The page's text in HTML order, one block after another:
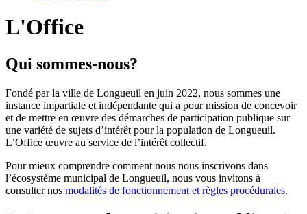
L'Office
Qui sommes-nous?
Fondé par la ville de Longueuil en juin 2022, nous sommes une
instance impartiale et indépendante qui a pour mission de concevoir
et de mettre en œuvre des démarches de participation publique sur
une variété de sujets d’intérêt pour la population de Longueuil.
L’Office œuvre au service de l’intérêt collectif.
Pour mieux comprendre comment nous nous inscrivons dans
l’écosystème municipal de Longueuil, nous vous invitons à
consulter nos modalités de fonctionnement et règles procédurales.